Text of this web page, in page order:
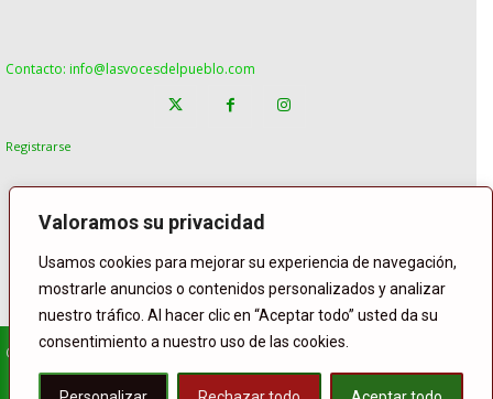
Valoramos su privacidad
Usamos cookies para mejorar su experiencia de navegación,
mostrarle anuncios o contenidos personalizados y analizar
nuestro tráfico. Al hacer clic en “Aceptar todo” usted da su
consentimiento a nuestro uso de las cookies.
Contacto: info@lasvocesdelpueblo.com
Registrarse
© Copyright Lasvocesdelpueblo
Homepage POLÍTICA ESPAÑA GENTE INTERNACIONAL